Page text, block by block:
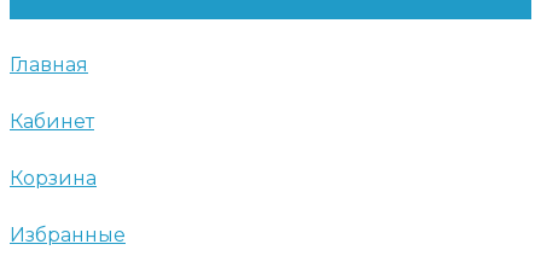
Главная
Кабинет
Корзина
Избранные